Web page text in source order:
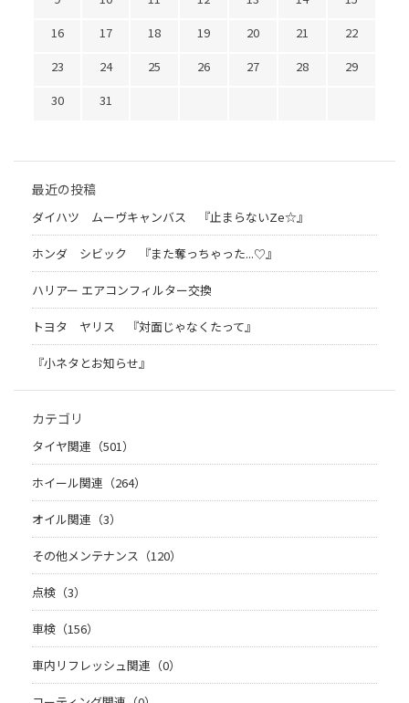
16
17 18 19 20 21
22
23
24 25 26 27 28
29
30
31
最近の投稿
ダイハツ ムーヴキャンバス 『止まらないZe☆』
ホンダ シビック 『また奪っちゃった...♡』
ハリアー エアコンフィルター交換
トヨタ ヤリス 『対面じゃなくたって』
『小ネタとお知らせ』
カテゴリ
タイヤ関連（501）
ホイール関連（264）
オイル関連（3）
その他メンテナンス（120）
点検（3）
車検（156）
車内リフレッシュ関連（0）